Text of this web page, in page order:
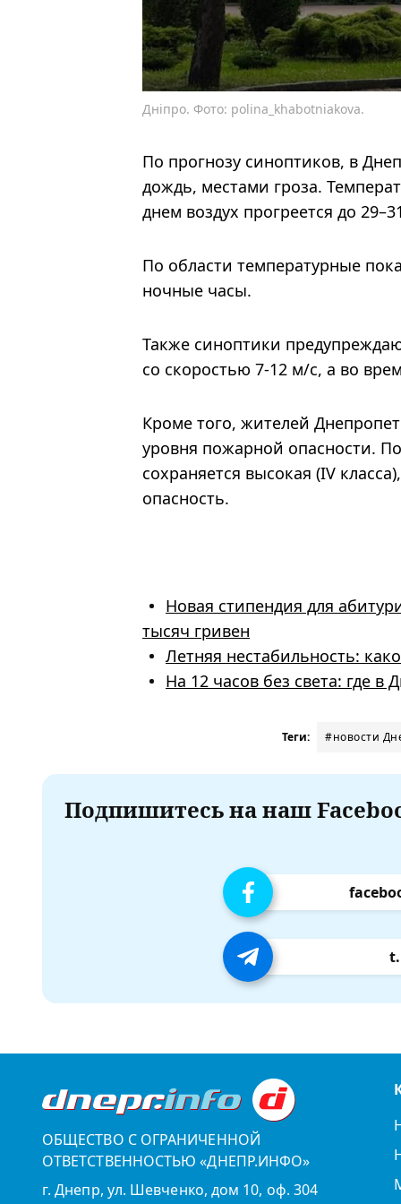
Дніпро. Фото: polina_khabotniakova.
По прогнозу синоптиков, в
дождь, местами гроза.
днем ​​воздух прогреется до
По области температурные
ночные часы.
Также синоптики
со скоростью 7-12 м/с, а во
Кроме того, жителей
уровня пожарной опасности.
сохраняется высокая (IV
опасность.
Новая стипендия для
тысяч гривен
Летняя нестабильность:
На 12 часов без света: где в
Теги: #новости
Подпишитесь на наш
ОБЩЕСТВО С ОГРАНИЧЕННОЙ
ОТВЕТСТВЕННОСТЬЮ «ДНЕПР.ИНФО»
г. Днепр, ул. Шевченко, дом 10, оф. 304